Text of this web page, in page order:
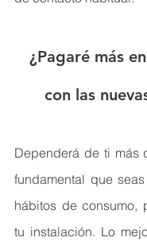
¿Pagaré más
con las
Dependerá de ti más
fundamental que
hábitos de consumo,
tu instalación. Lo